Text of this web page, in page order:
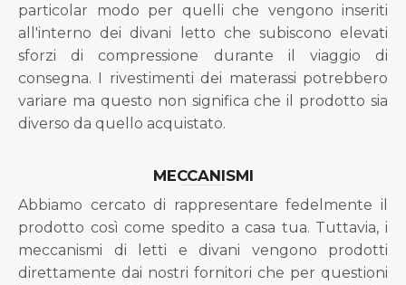
particolar modo per quelli che vengono inseriti
all'interno dei divani letto che subiscono elevati
sforzi di compressione durante il viaggio di
consegna. I rivestimenti dei materassi potrebbero
variare ma questo non significa che il prodotto sia
diverso da quello acquistato.
MECCANISMI
Abbiamo cercato di rappresentare fedelmente il
prodotto così come spedito a casa tua. Tuttavia, i
meccanismi di letti e divani vengono prodotti
direttamente dai nostri fornitori che per questioni